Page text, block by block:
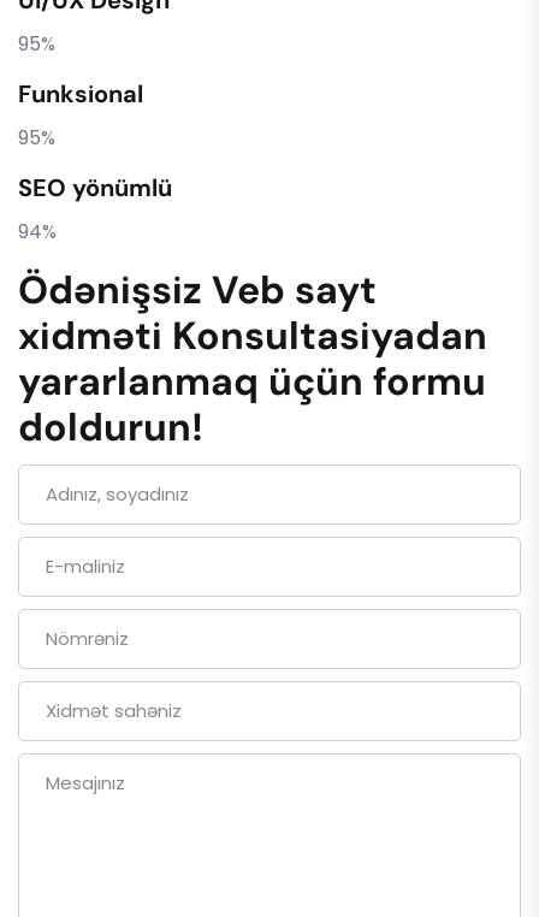
95%
Funksional
95%
SEO yönümlü
94%
Ödənişsiz Veb sayt
xidməti Konsultasiyadan
yararlanmaq üçün formu
doldurun!